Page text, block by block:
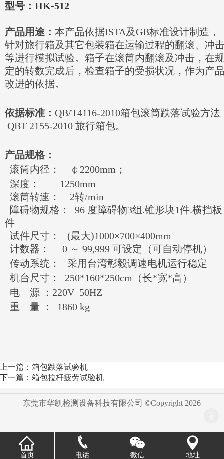
型号：HK-512
产品用途： 本产品依据ISTA及GB标准设计制造，
针对旅行箱及其它包装箱在运输过程的翻滚、冲
等进行模拟试验。箱子在滚筒内翻滚及冲击，在
定的转数完成后，检查箱子的受损状况，作为产
改进的依据。
依据标准： QB/T4116-2010箱包滚筒跌落试验方法
QBT 2155-2010 旅行箱包。
产品规格：
滚筒内径： ￠2200mm；
深度： 1250mm
滚筒转速： 2转/min
障碍物规格： 96 度障碍物3组.锥形块1件.横挡板
件
试件尺寸： (最大)1000×700×400mm
计数器： 0 ～ 99,999 可设定（可自动停机）
传动系统： 采用台湾彰毅调速电机运行稳定
机台尺寸： 250*160*250cm（长*宽*高）
电 源 ：220V 50HZ
重 量 ： 1860 kg
上一篇：箱包跌落试验机
下一篇：箱包拉杆疲劳试验机
东莞市华凯检测设备科技有限公司 ©Copyright 2026
首页 电话 微信 地址